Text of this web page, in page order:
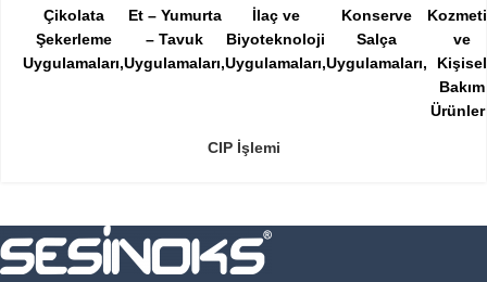
Çikolata
Şekerleme
Uygulamaları
Et – Yumurta
– Tavuk
Uygulamaları
İlaç ve
Biyoteknoloji
Uygulamaları
Konserve
Salça
Uygulamaları
ve
Kişisel
Bakım
CIP İşlemi